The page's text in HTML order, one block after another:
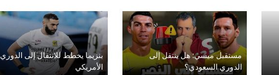
مستقبل ميسي: هل ينتقل إلى
الدوري السعودي؟
بنزيما يخطط للانتقال إلى الدوري
الأمريكي